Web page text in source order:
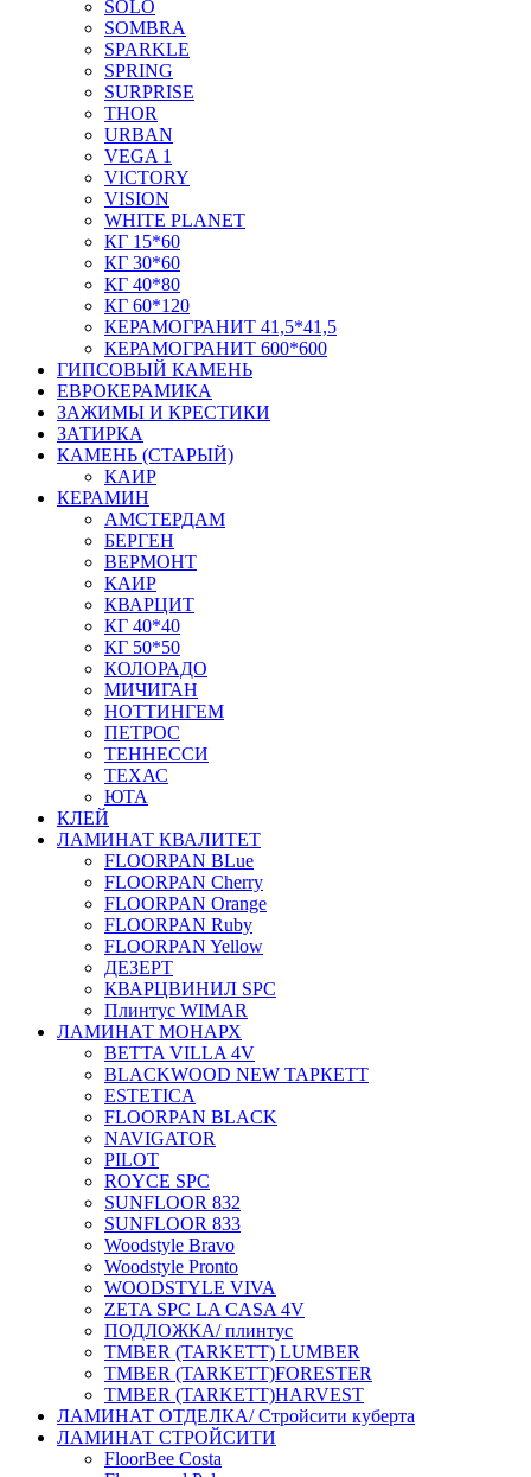
SOLO
SOMBRA
SPARKLE
SPRING
SURPRISE
THOR
URBAN
VEGA 1
VICTORY
VISION
WHITE PLANET
КГ 15*60
КГ 30*60
КГ 40*80
КГ 60*120
КЕРАМОГРАНИТ 41,5*41,5
КЕРАМОГРАНИТ 600*600
ГИПСОВЫЙ КАМЕНЬ
ЕВРОКЕРАМИКА
ЗАЖИМЫ И КРЕСТИКИ
ЗАТИРКА
КАМЕНЬ (СТАРЫЙ)
КАИР
КЕРАМИН
АМСТЕРДАМ
БЕРГЕН
ВЕРМОНТ
КАИР
КВАРЦИТ
КГ 40*40
КГ 50*50
КОЛОРАДО
МИЧИГАН
НОТТИНГЕМ
ПЕТРОС
ТЕННЕССИ
ТЕХАС
ЮТА
КЛЕЙ
ЛАМИНАТ КВАЛИТЕТ
FLOORPAN BLue
FLOORPAN Cherry
FLOORPAN Orange
FLOORPAN Ruby
FLOORPAN Yellow
ДЕЗЕРТ
КВАРЦВИНИЛ SPC
Плинтус WIMAR
ЛАМИНАТ МОНАРХ
BETTA VILLA 4V
BLACKWOOD NEW ТАРКЕТТ
ESTETICA
FLOORPAN BLACK
NAVIGATOR
PILOT
ROYCE SPC
SUNFLOOR 832
SUNFLOOR 833
Woodstyle Bravo
Woodstyle Pronto
WOODSTYLE VIVA
ZETA SPC LA CASA 4V
ПОДЛОЖКА/ плинтус
ТMBER (TARKETT) LUMBER
ТMBER (TARKETT)FORESTER
ТMBER (TARKETT)HARVEST
ЛАМИНАТ ОТДЕЛКА/ Стройсити куберта
ЛАМИНАТ СТРОЙСИТИ
FloorBee Costa